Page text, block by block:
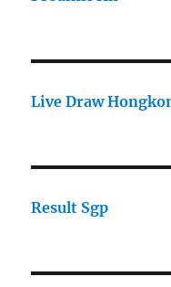
Live Draw
Result Sgp